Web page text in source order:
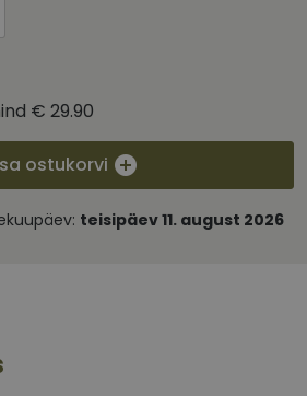
€ 29.90
ostukorvi
teisipäev 11. august 2026